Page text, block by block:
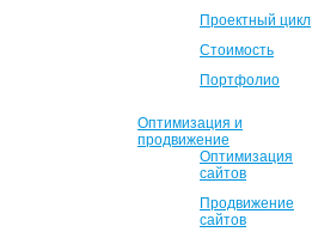
Проектный цикл
Стоимость
Портфолио
Оптимизация и
продвижение
Оптимизация
сайтов
Продвижение
сайтов